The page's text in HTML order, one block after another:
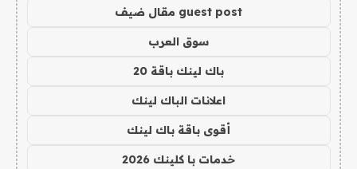
guest post مقال ضيف
سوق العرب
باك لينك باقة 20
اعلانات الباك لينك
أقوى باقة باك لينك
خدمات با كلينك 2026